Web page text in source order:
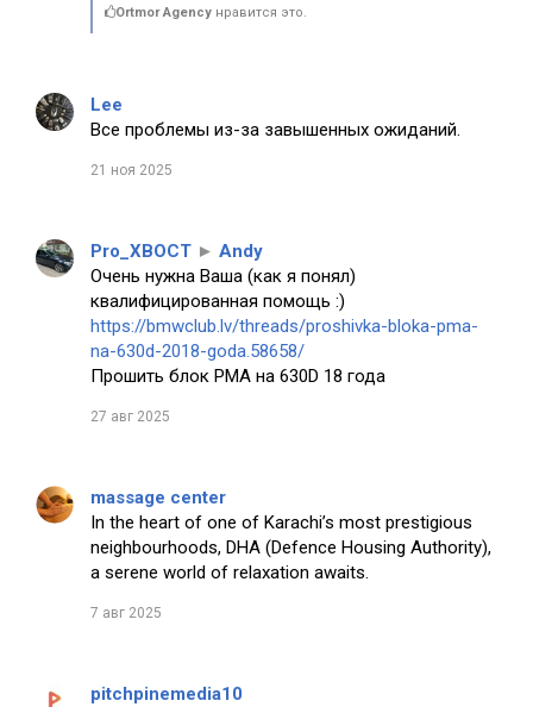
Ortmor Agency нравится это.
Lee
Все проблемы из-за завышенных ожиданий.
21 ноя 2025
Pro_XBOCT ► Andy
Очень нужна Ваша (как я понял)
квалифицированная помощь :)
https://bmwclub.lv/threads/proshivka-bloka-pma-
na-630d-2018-goda.58658/
Прошить блок PMA на 630D 18 года
27 авг 2025
massage center
In the heart of one of Karachi’s most prestigious
neighbourhoods, DHA (Defence Housing Authority),
a serene world of relaxation awaits.
7 авг 2025
pitchpinemedia10